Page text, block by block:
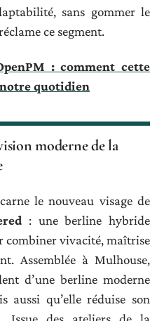
sans gommer le
ce segment.
: comment cette
quotidien
moderne de la
le nouveau visage de
: une berline hybride
combiner vivacité, maîtrise
Assemblée à Mulhouse,
d’une berline moderne
aussi qu’elle réduise son